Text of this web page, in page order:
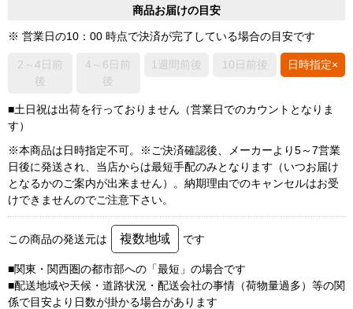
商品お届けの目安
※ 営業日の10：00 時点で決済が完了している場合の目安です
2～4日前
後
4～6日前
後
1週間前後 10日前後 日時指定×
■土日祝は出荷を行っておりません（営業日でのカウントとなりま
す）
※本商品は日時指定不可。※ご決済確認後、メーカーより5～7営業
日後に発送され、当店からは最短手配のみとなります（いつお届け
となるかのご案内が出来ません）。納期理由でのキャンセルはお受
けできませんのでご注意下さい。
この商品の発送元は 複数地域 です
■関東・関西圏の都市部への「最短」の場合です
■配送地域や天候・道路状況・配送会社の事情（荷物量過多）等の関
係で目安より日数が掛かる場合があります